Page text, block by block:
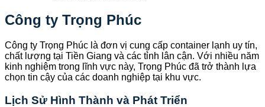
Công ty Trọng Phúc
Công ty Trọng Phúc là đơn vị cung cấp container lạnh uy tín,
chất lượng tại Tiền Giang và các tỉnh lân cận. Với nhiều năm
kinh nghiệm trong lĩnh vực này, Trọng Phúc đã trở thành lựa
chọn tin cậy của các doanh nghiệp tại khu vực.
Lịch Sử Hình Thành và Phát Triển